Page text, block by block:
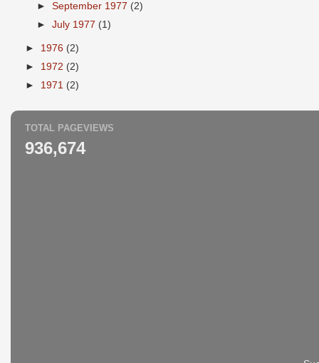
►September 1977 (2)
►July 1977 (1)
► 1976 (2)
► 1972 (2)
► 1971 (2)
TOTAL PAGEVIEWS
936,674